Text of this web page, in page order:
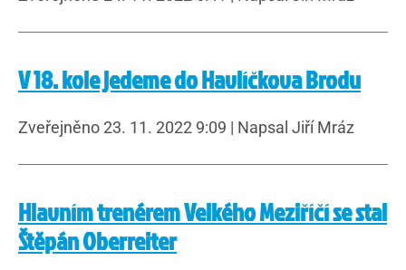
V 18. kole jedeme do Havlíčkova Brodu
Zveřejněno 23. 11. 2022 9:09 | Napsal Jiří Mráz
Hlavním trenérem Velkého Meziříčí se stal
Štěpán Oberreiter